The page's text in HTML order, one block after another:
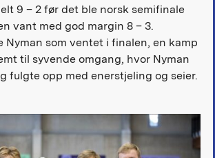
9 – 2 før det ble norsk semifinale
vant med god margin 8 – 3.
Nyman som ventet i finalen, en kamp
til syvende omgang, hvor Nyman
fulgte opp med enerstjeling og seier.